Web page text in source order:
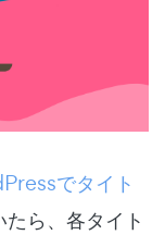
でタイト
たら、各タイト